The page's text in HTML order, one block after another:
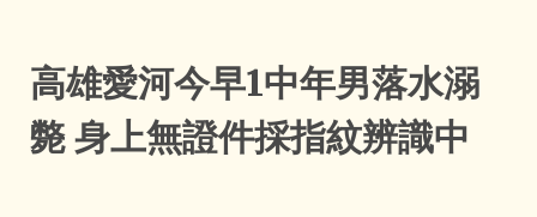
高雄愛河今早1中年男落水溺
斃 身上無證件採指紋辨識中